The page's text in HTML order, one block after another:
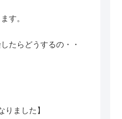
す。
たらどうするの・・
りました】